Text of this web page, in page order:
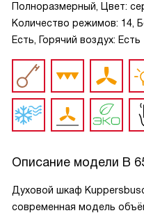
Полноразмерный, Цвет:
Количество режимов: 14,
Есть, Горячий воздух: Есть
Описание модели B
Духовой шкаф
современная модель